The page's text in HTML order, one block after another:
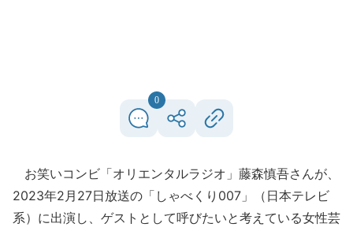
0
お笑いコンビ「オリエンタルラジオ」藤森慎吾さんが、
2023年2月27日放送の「しゃべくり007」（日本テレビ
系）に出演し、ゲストとして呼びたいと考えている女性芸